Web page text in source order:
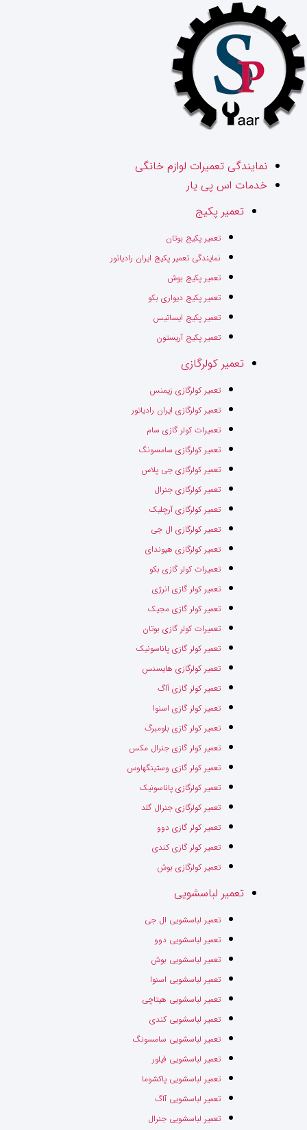
محتوا
نمایندگی تعمیرات لوازم خانگی
خدمات اس پی یار
تعمیر پکیج
تعمیر پکیج بوتان
نمایندگی تعمیر پکیج ایران رادیاتور
تعمیر پکیج بوش
تعمیر پکیج دیواری بکو
تعمیر پکیج ایساتیس
تعمیر پکیج آریستون
تعمیر کولرگازی
تعمیر کولرگازی زیمنس
تعمیر کولرگازی ایران رادیاتور
تعمیرات کولر گازی سام
تعمیر کولرگازی سامسونگ
تعمیر کولرگازی جی پلاس
تعمیر کولرگازی جنرال
تعمیر کولرگازی آرچلیک
تعمیر کولرگازی ال جی
تعمیر کولرگازی هیوندای
تعمیرات کولر گازی بکو
تعمیر کولر گازی انرژی
تعمیر کولر گازی مجیک
تعمیرات کولر گازی بوتان
تعمیر کولر گازی پاناسونیک
تعمیر کولرگازی هایسنس
تعمیر کولر گازی آاگ
تعمیر کولر گازی اسنوا
تعمیر کولر گازی بلومبرگ
تعمیر کولر گازی جنرال مکس
تعمیر کولر گازی وستینگهاوس
تعمیر کولرگازی پاناسونیک
تعمیر کولرگازی جنرال گلد
تعمیر کولر گازی دوو
تعمیر کولر گازی کندی
تعمیر کولرگازی بوش
تعمیر لباسشویی
تعمیر لباسشویی ال جی
تعمیر لباسشویی دوو
تعمیر لباسشویی بوش
تعمیر لباسشویی اسنوا
تعمیر لباسشویی هیتاچی
تعمیر لباسشویی کندی
تعمیر لباسشویی سامسونگ
تعمیر لباسشویی فیلور
تعمیر لباسشویی پاکشوما
تعمیر لباسشویی آاگ
تعمیر لباسشویی جنرال